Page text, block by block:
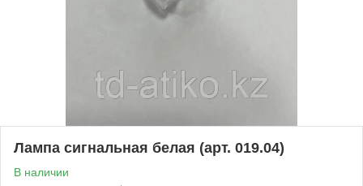
Лампа сигнальная белая (арт. 019.04)
В наличии